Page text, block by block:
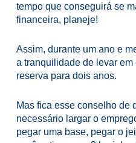
tempo que conseguirá se
financeira, planeje!
Assim, durante um ano e
a tranquilidade de levar em
reserva para dois anos.
Mas fica esse conselho de
necessário largar o
pegar uma base, pegar o